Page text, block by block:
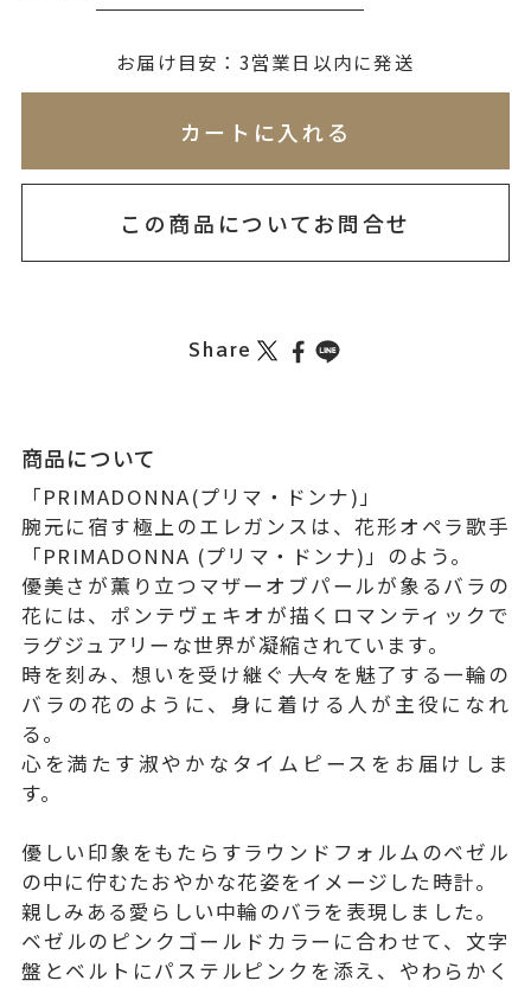
(刻印について)※必ず選択ください
お届け目安：3営業日以内に発送
カートに入れる
この商品についてお問合せ
Share
商品について
「PRIMADONNA(プリマ・ドンナ)」
腕元に宿す極上のエレガンスは、花形オペラ歌手
「PRIMADONNA (プリマ・ドンナ)」のよう。
優美さが薫り立つマザーオブパールが象るバラの
花には、ポンテヴェキオが描くロマンティックで
ラグジュアリーな世界が凝縮されています。
時を刻み、想いを受け継ぐ――人々を魅了する一輪の
バラの花のように、身に着ける人が主役になれ
る。
心を満たす淑やかなタイムピースをお届けしま
す。
優しい印象をもたらすラウンドフォルムのベゼル
の中に佇むたおやかな花姿をイメージした時計。
親しみある愛らしい中輪のバラを表現しました。
ベゼルのピンクゴールドカラーに合わせて、文字
盤とベルトにパステルピンクを添え、やわらかく